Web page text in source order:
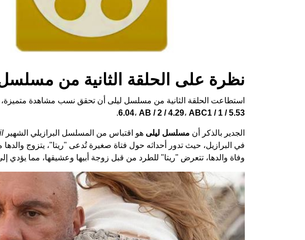
نظرة على الحلقة الثانية من
استطاعت الحلقة الثانية من مسلسل ليلى أن تحقق نسب مشاهدة متميزة،
6.04، AB / 2 / 4.29، ABC1 / 1 / 5.53
.
الجدير بالذكر أن مسلسل ليلى هو اقتباس من المسلسل البرازيلي الشهير
في البرازيل، حيث تدور أحداثه حول فتاة صغيرة تُدعى "ريتا"، يتزوج
وفاة والدها، تتعرض "ريتا" للطرد من قبل زوجة أبيها وعشيقها، مما يؤدي